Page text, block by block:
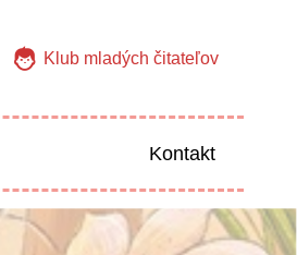
Klub mladých čitateľov
Kontakt